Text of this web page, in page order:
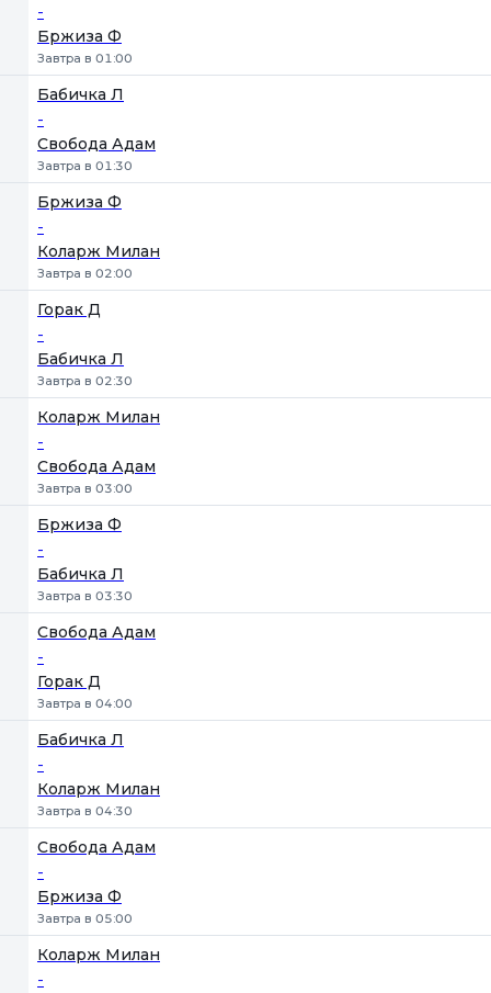
-
Бржиза Ф
Завтра в 01:00
Бабичка Л
-
Свобода Адам
Завтра в 01:30
Бржиза Ф
-
Коларж Милан
Завтра в 02:00
Горак Д
-
Бабичка Л
Завтра в 02:30
Коларж Милан
-
Свобода Адам
Завтра в 03:00
Бржиза Ф
-
Бабичка Л
Завтра в 03:30
Свобода Адам
-
Горак Д
Завтра в 04:00
Бабичка Л
-
Коларж Милан
Завтра в 04:30
Свобода Адам
-
Бржиза Ф
Завтра в 05:00
Коларж Милан
-